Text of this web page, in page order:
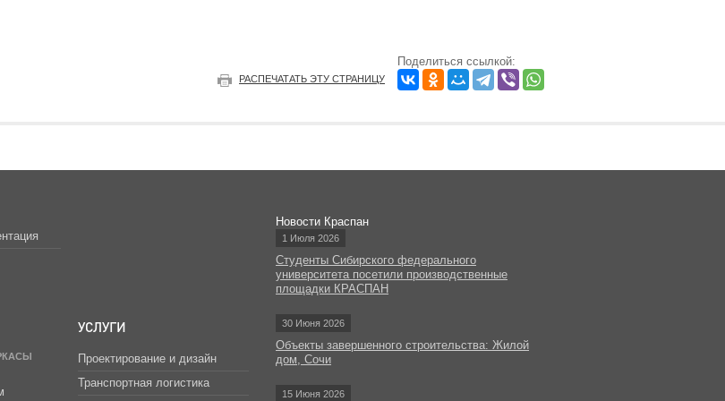
РАСПЕЧАТАТЬ ЭТУ СТРАНИЦУ
Поделиться ссылкой:
УСЛУГИ
Проектирование и дизайн
Транспортная логистика
Новости Краспан
1 Июля 2026
Студенты Сибирского федерального
университета посетили производственные
площадки КРАСПАН
30 Июня 2026
Объекты завершенного строительства: Жилой
дом, Сочи
15 Июня 2026